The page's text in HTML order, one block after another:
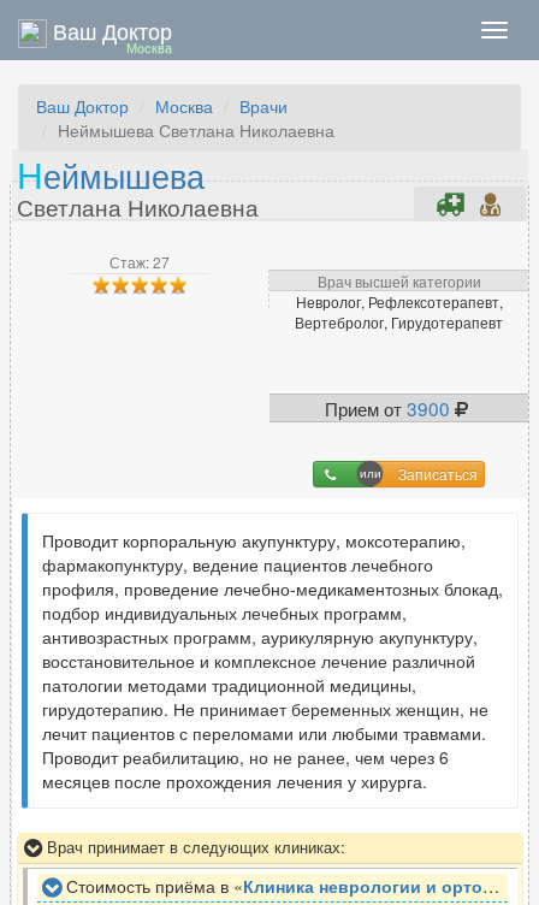
Ваш Доктор
Москва
Ваш Доктор Москва
Врачи
Неймышева Светлана Николаевна
Стаж: 27
Врач высшей категории
Невролог, Рефлексотерапевт,
Вертебролог, Гирудотерапевт
Прием от3900
Записаться
Неймышева
Светлана Николаевна
Проводит корпоральную акупунктуру, моксотерапию,
фармакопунктуру, ведение пациентов лечебного
профиля, проведение лечебно-медикаментозных блокад,
подбор индивидуальных лечебных программ,
антивозрастных программ, аурикулярную акупунктуру,
восстановительное и комплексное лечение различной
патологии методами традиционной медицины,
гирудотерапию. Не принимает беременных женщин, не
лечит пациентов с переломами или любыми травмами.
Проводит реабилитацию, но не ранее, чем через 6
месяцев после прохождения лечения у хирурга.
Врач принимает в следующих клиниках:
Стоимость приёма в «Клиника неврологии и ортопедии ЗдравКлиник